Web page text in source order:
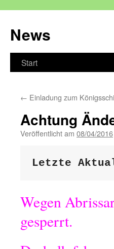
springen
News
Start
← Einladung zum
Achtung
Veröffentlicht am 08/04/2016
Letzte
Wegen
gesperrt.